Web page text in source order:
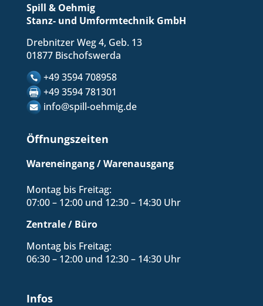
Spill & Oehmig
Stanz- und Umformtechnik GmbH
Drebnitzer Weg 4, Geb. 13
01877 Bischofswerda
+49 3594 708958
+49 3594 781301
info@spill-oehmig.de
Öffnungszeiten
Wareneingang / Warenausgang
Montag bis Freitag:
07:00 – 12:00 und 12:30 – 14:30 Uhr
Zentrale / Büro
Montag bis Freitag:
06:30 – 12:00 und 12:30 – 14:30 Uhr
Infos